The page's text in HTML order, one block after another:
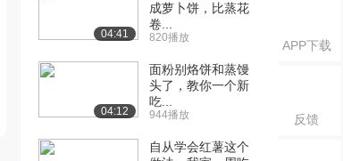
APP下载
反馈
04:41
成萝卜饼，比蒸花
卷...
820播放
04:12
面粉别烙饼和蒸馒
头了，教你一个新
吃...
944播放
自从学会红薯这个